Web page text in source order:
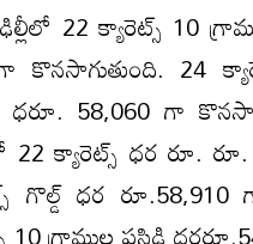
22 క్యారెట్స్ 10
కొనసాగుతుంది. 24
58,060 గా
క్యారెట్స్ ధర రూ. రూ.
గొల్డ్‌ ధర రూ.58,910